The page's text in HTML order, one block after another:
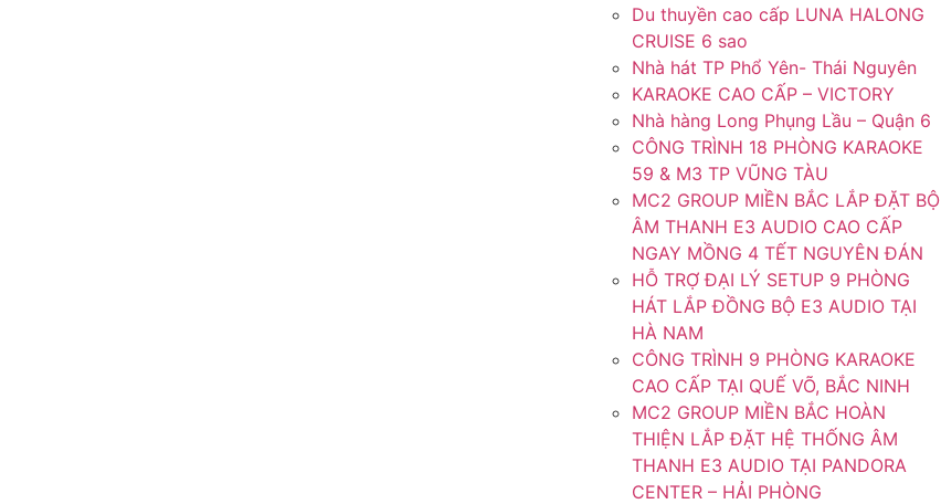
Du thuyền cao cấp LUNA HALONG
CRUISE 6 sao
Nhà hát TP Phổ Yên- Thái Nguyên
KARAOKE CAO CẤP – VICTORY
Nhà hàng Long Phụng Lầu – Quận 6
CÔNG TRÌNH 18 PHÒNG KARAOKE
59 & M3 TP VŨNG TÀU
MC2 GROUP MIỀN BẮC LẮP ĐẶT BỘ
ÂM THANH E3 AUDIO CAO CẤP
NGAY MỒNG 4 TẾT NGUYÊN ĐÁN
HỖ TRỢ ĐẠI LÝ SETUP 9 PHÒNG
HÁT LẮP ĐỒNG BỘ E3 AUDIO TẠI
HÀ NAM
CÔNG TRÌNH 9 PHÒNG KARAOKE
CAO CẤP TẠI QUẾ VÕ, BẮC NINH
MC2 GROUP MIỀN BẮC HOÀN
THIỆN LẮP ĐẶT HỆ THỐNG ÂM
THANH E3 AUDIO TẠI PANDORA
CENTER – HẢI PHÒNG